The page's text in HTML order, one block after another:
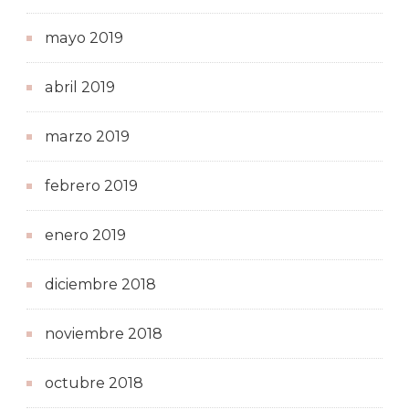
mayo 2019
abril 2019
marzo 2019
febrero 2019
enero 2019
diciembre 2018
noviembre 2018
octubre 2018